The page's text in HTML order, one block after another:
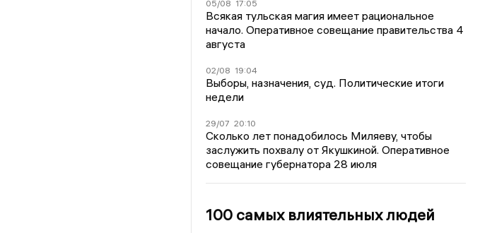
05/08 17:05
Всякая тульская магия имеет рациональное
начало. Оперативное совещание правительства 4
августа
02/08 19:04
Выборы, назначения, суд. Политические итоги
недели
29/07 20:10
Сколько лет понадобилось Миляеву, чтобы
заслужить похвалу от Якушкиной. Оперативное
совещание губернатора 28 июля
100 самых влиятельных людей